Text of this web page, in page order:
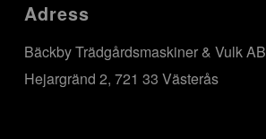
Adress
Bäckby Trädgårdsmaskiner & Vulk AB
Hejargränd 2, 721 33 Västerås